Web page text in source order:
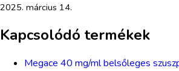
2025. március 14.
Kapcsolódó termékek
Megace 40 mg/ml belsőleges